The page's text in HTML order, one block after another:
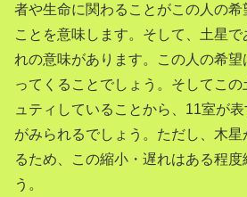
者や生命に関わることがこの人の
ことを意味します。そして、土星
れの意味があります。この人の希
ってくることでしょう。そしてこ
ュティしていることから、11室が
がみられるでしょう。ただし、木
るため、この縮小・遅れはある程度
う。